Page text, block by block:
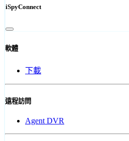
iSpyConnect
軟體
下載
遠程訪問
Agent DVR